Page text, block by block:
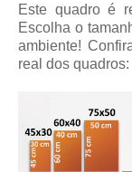
Este quadro é
Escolha o
ambiente!
real dos quadros: